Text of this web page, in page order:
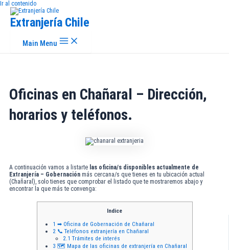
Ir al contenido
Extranjería Chile
Main Menu
Oficinas en Chañaral – Dirección,
horarios y teléfonos.
A continuación vamos a listarte las oficina/s disponibles actualmente de
Extranjería – Gobernación más cercana/s que tienes en tu ubicación actual
(Chañaral), solo tienes que comprobar el listado que te mostraremos abajo y
encontrar la que más te convenga:
Indice
1 ➡ Oficina de Gobernación de Chañaral
2 📞 Teléfonos extranjería en Chañaral
2.1 Trámites de interés
3 🗺️ Mapa de las oficinas de extranjería en Chañaral